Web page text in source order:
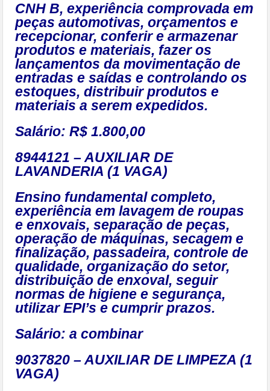
CNH B, experiência comprovada em
peças automotivas, orçamentos e
recepcionar, conferir e armazenar
produtos e materiais, fazer os
lançamentos da movimentação de
entradas e saídas e controlando os
estoques, distribuir produtos e
materiais a serem expedidos.
Salário: R$ 1.800,00
8944121 – AUXILIAR DE
LAVANDERIA (1 VAGA)
Ensino fundamental completo,
experiência em lavagem de roupas
e enxovais, separação de peças,
operação de máquinas, secagem e
finalização, passadeira, controle de
qualidade, organização do setor,
distribuição de enxoval, seguir
normas de higiene e segurança,
utilizar EPI’s e cumprir prazos.
Salário: a combinar
9037820 – AUXILIAR DE LIMPEZA (1
VAGA)